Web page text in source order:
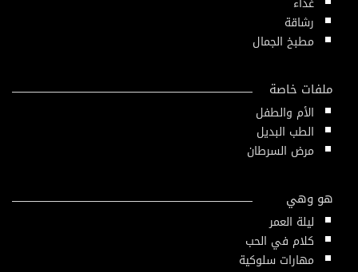
رشاقة
مطبخ الجمال
ملفات خاصة
الأم والطفل
الطب البديل
مرض السرطان
هو وهي
ليلة العمر
كلام في الحب
مهارات سلوكية